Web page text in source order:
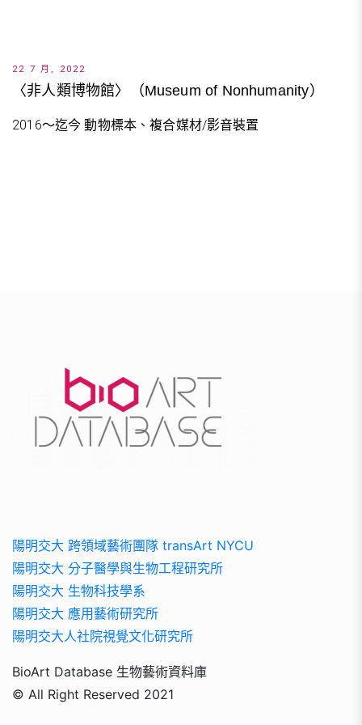
22 7 月, 2022
〈非人類博物館〉（Museum of Nonhumanity）
2016～迄今 動物標本、複合媒材/影音裝置
陽明交大 跨領域藝術團隊 transArt NYCU
陽明交大 分子醫學與生物工程研究所
陽明交大 生物科技學系
陽明交大 應用藝術研究所
陽明交大人社院視覺文化研究所
BioArt Database 生物藝術資料庫
© All Right Reserved 2021